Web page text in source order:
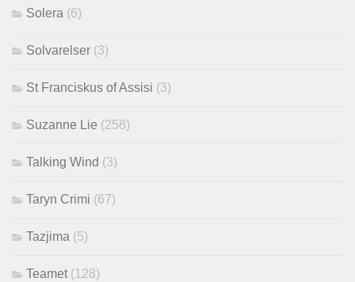
Solera (6)
Solvarelser (3)
St Franciskus of Assisi (3)
Suzanne Lie (258)
Talking Wind (3)
Taryn Crimi (67)
Tazjima (5)
Teamet (128)